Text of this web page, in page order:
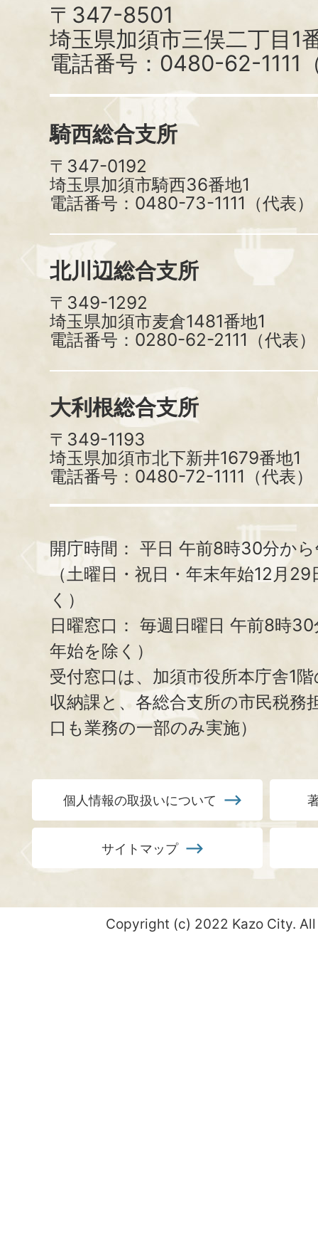
〒347-8501
埼玉県加須市三俣二丁目1
電話番号：0480-62-1111
騎西総合支所
〒347-0192
埼玉県加須市騎西36番地1
電話番号：0480-73-1111（代表）
北川辺総合支所
〒349-1292
埼玉県加須市麦倉1481番地1
電話番号：0280-62-2111（代表）
大利根総合支所
〒349-1193
埼玉県加須市北下新井1679番地1
電話番号：0480-72-1111（代表）
開庁時間： 平日 午前8時30分か
（土曜日・祝日・年末年始12月
く）
日曜窓口： 毎週日曜日 午前8時
年始を除く）
受付窓口は、加須市役所本庁舎1
収納課と、 各総合支所の市民税務
口も業務の一部のみ実施）
個人情報の取扱いについて
サイトマップ
Copyright (c) 2022 Kazo City.